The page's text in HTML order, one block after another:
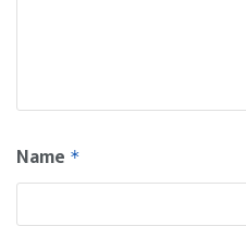
Name *